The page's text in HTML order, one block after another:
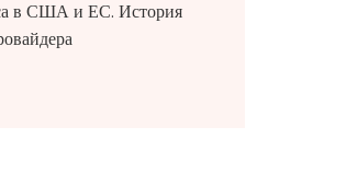
в США и ЕС. История